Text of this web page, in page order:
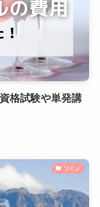
格試験や単発講
ワイン